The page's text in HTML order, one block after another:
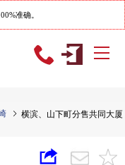
准确。
横滨、山下町分售共同大厦